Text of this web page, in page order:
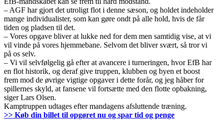
– AGF har gjort det utroligt flot i denne sæson, og holdet indeholder
mange individualister, som kan gøre ondt på alle hold, hvis de får
tiden og pladsen til det.
– Vores opgave bliver at lukke ned for dem men samtidig vise, at vi
vil vinde på vores hjemmebane. Selvom det bliver svært, så tror vi
på os selv.
– Vi vil selvfølgelig gå efter at avancere i turneringen, hvor EfB har
en flot historik, og deraf give truppen, klubben og byen et boost
frem mod de øvrige vigtige opgaver i dette forår, og jeg håber for
spillernes skyld, at fansene vil fortsætte med den flotte opbakning,
siger Lars Olsen.
Kamptruppen udtages efter mandagens afsluttende træning.
>> Køb din billet til opgøret nu og spar tid og penge